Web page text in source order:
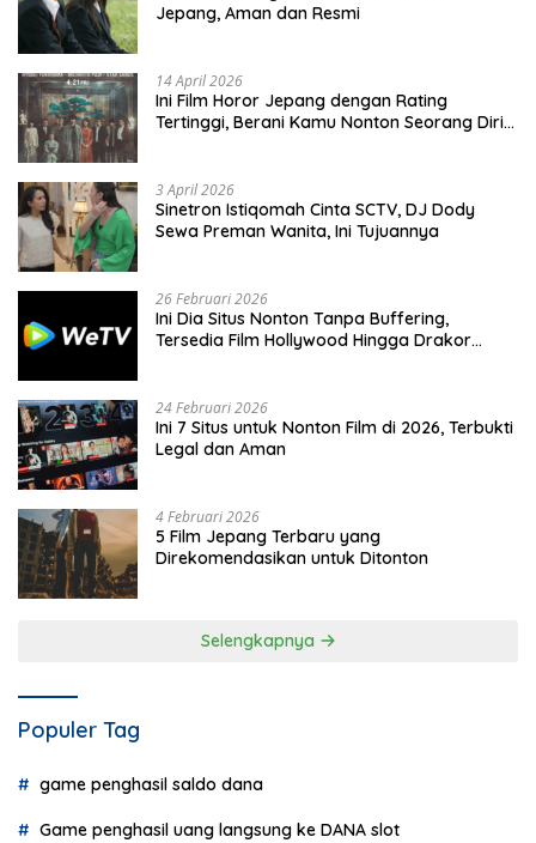
Jepang, Aman dan Resmi
14 April 2026
Ini Film Horor Jepang dengan Rating
Tertinggi, Berani Kamu Nonton Seorang Diri
3 April 2026
Sinetron Istiqomah Cinta SCTV, DJ Dody
Sewa Preman Wanita, Ini Tujuannya
26 Februari 2026
Ini Dia Situs Nonton Tanpa Buffering,
Tersedia Film Hollywood Hingga Drakor
24 Februari 2026
Ini 7 Situs untuk Nonton Film di 2026, Terbukti
Legal dan Aman
4 Februari 2026
5 Film Jepang Terbaru yang
Direkomendasikan untuk Ditonton
Selengkapnya
Populer Tag
game penghasil saldo dana
Game penghasil uang langsung ke DANA slot